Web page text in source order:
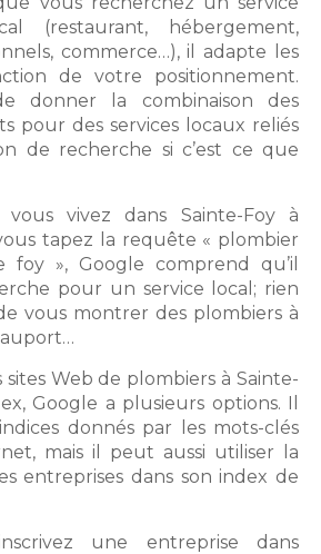
(restaurant, hébergement,
commerce…), il adapte les
de votre positionnement.
donner la combinaison des
pour des services locaux reliés
de recherche si c’est ce que
vivez dans Sainte-Foy à
tapez la requête « plombier
foy », Google comprend qu’il
pour un service local; rien
vous montrer des plombiers à
Web de plombiers à Sainte-
Google a plusieurs options. Il
donnés par les mots-clés
mais il peut aussi utiliser la
entreprises dans son index de
une entreprise dans